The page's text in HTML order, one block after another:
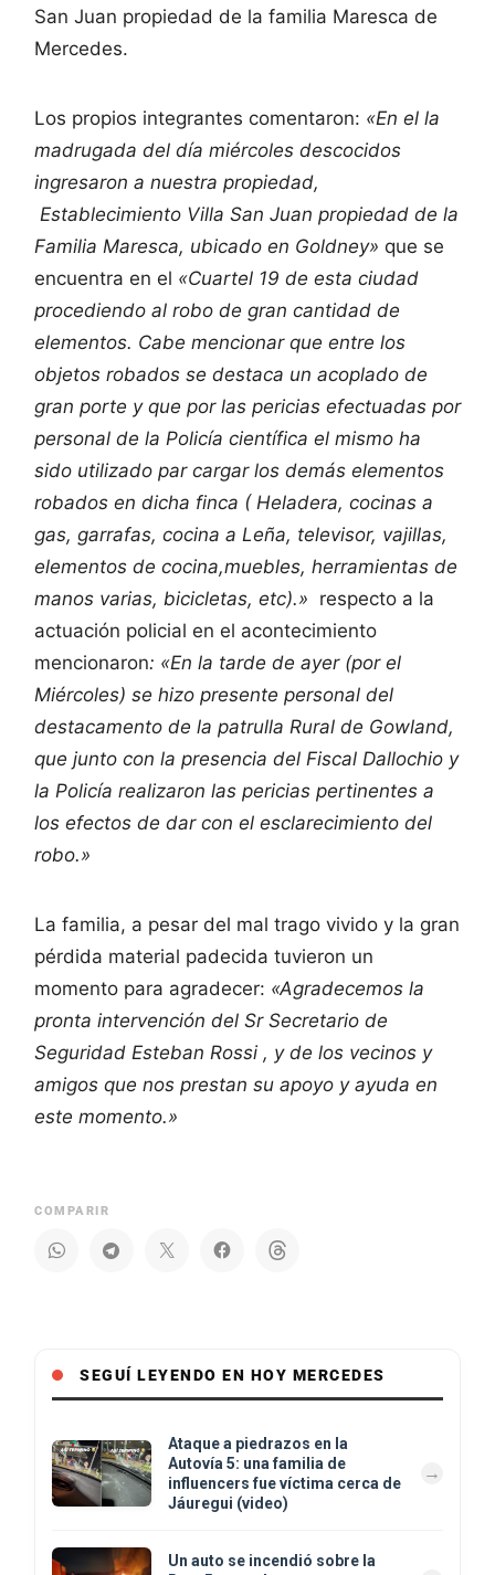
San Juan propiedad de la familia Maresca de
Mercedes.
Los propios integrantes comentaron: «En el la
madrugada del día miércoles descocidos
ingresaron a nuestra propiedad,
Establecimiento Villa San Juan propiedad de la
Familia Maresca, ubicado en Goldney» que se
encuentra en el «Cuartel 19 de esta ciudad
procediendo al robo de gran cantidad de
elementos. Cabe mencionar que entre los
objetos robados se destaca un acoplado de
gran porte y que por las pericias efectuadas por
personal de la Policía científica el mismo ha
sido utilizado par cargar los demás elementos
robados en dicha finca ( Heladera, cocinas a
gas, garrafas, cocina a Leña, televisor, vajillas,
elementos de cocina,muebles, herramientas de
manos varias, bicicletas, etc).» respecto a la
actuación policial en el acontecimiento
mencionaron: «En la tarde de ayer (por el
Miércoles) se hizo presente personal del
destacamento de la patrulla Rural de Gowland,
que junto con la presencia del Fiscal Dallochio y
la Policía realizaron las pericias pertinentes a
los efectos de dar con el esclarecimiento del
robo.»
La familia, a pesar del mal trago vivido y la gran
pérdida material padecida tuvieron un
momento para agradecer: «Agradecemos la
pronta intervención del Sr Secretario de
Seguridad Esteban Rossi , y de los vecinos y
amigos que nos prestan su apoyo y ayuda en
este momento.»
COMPARIR
SEGUÍ LEYENDO EN HOY MERCEDES
Ataque a piedrazos en la
Autovía 5: una familia de
influencers fue víctima cerca de
Jáuregui (video)
Un auto se incendió sobre la